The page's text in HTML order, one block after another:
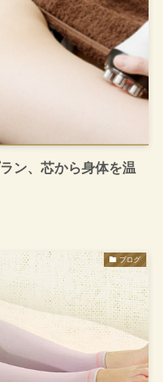
ン、芯から身体を温
ブログ